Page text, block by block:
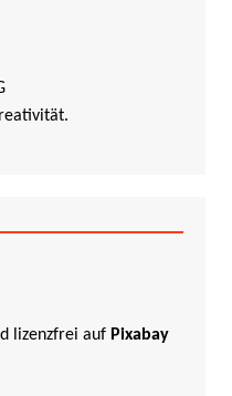
lizenzfrei auf Pixabay